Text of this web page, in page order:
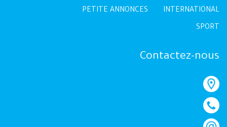
INTERNATIONAL
SPORT
PETITE ANNONCES
Contactez-nous